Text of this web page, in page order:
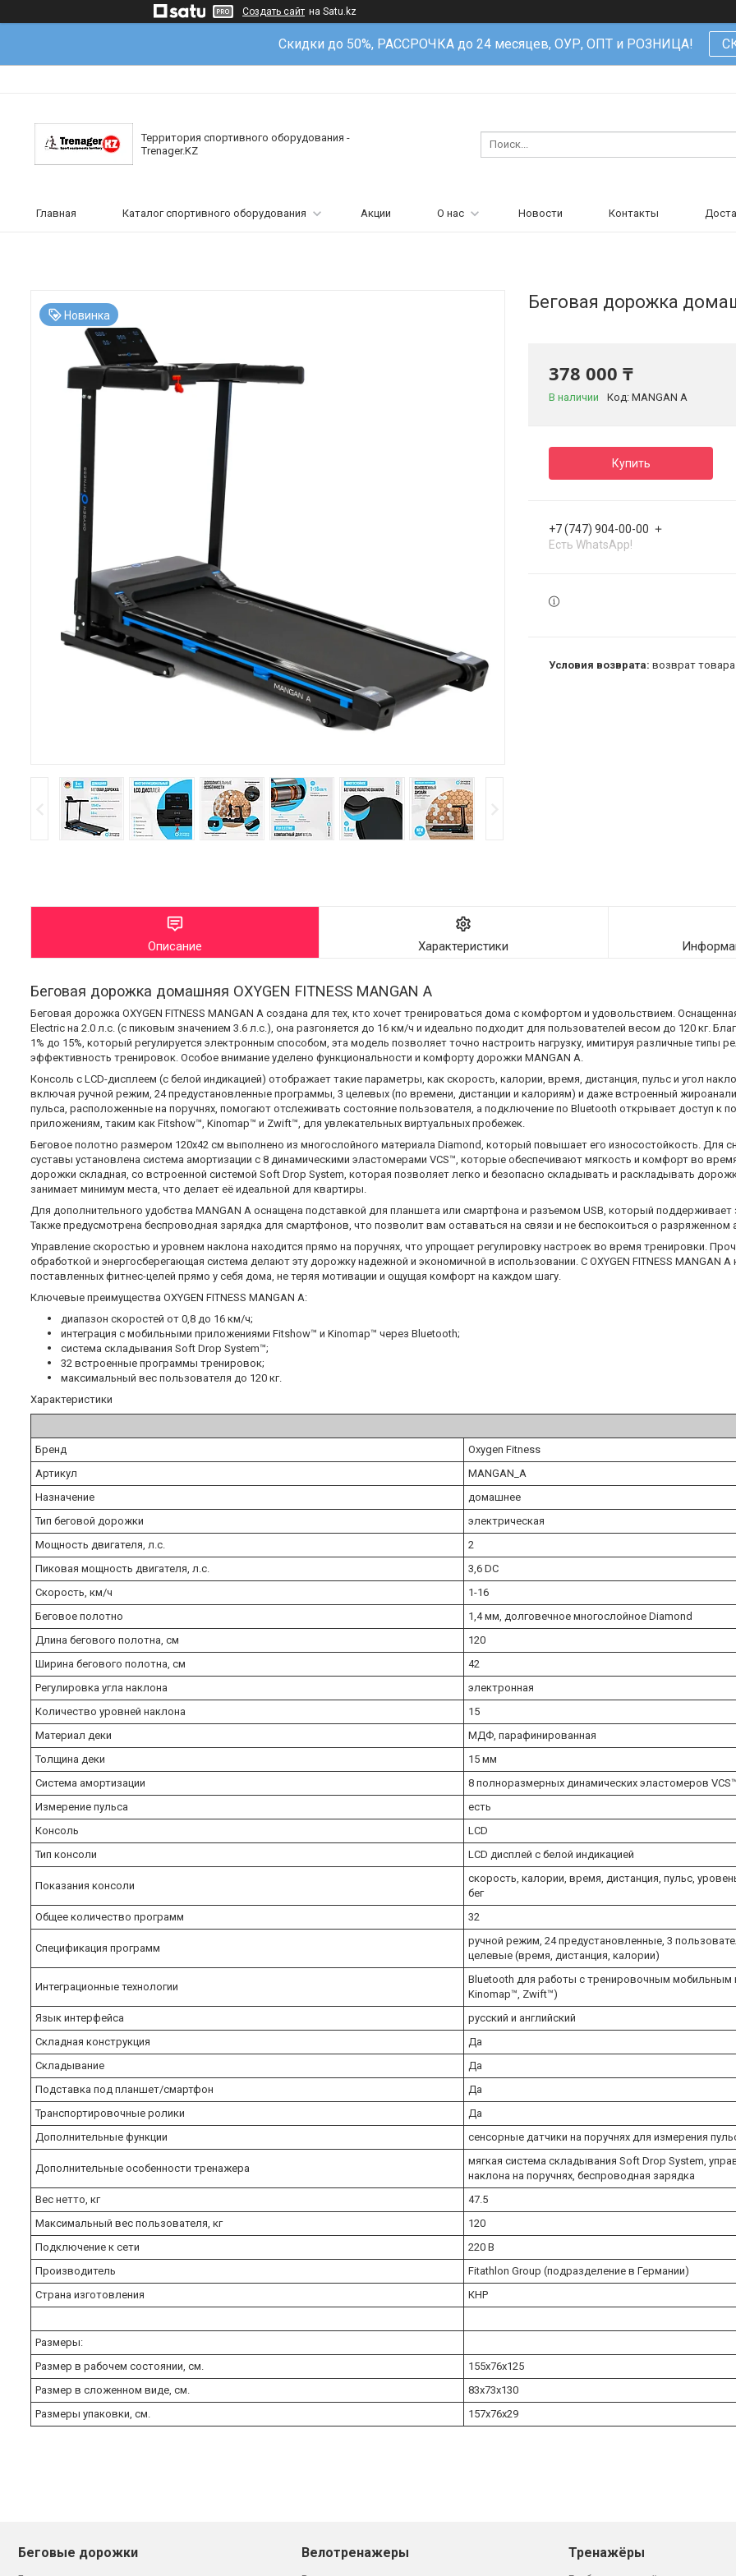
Создать сайт на Satu.kz
Скидки до 50%, РАССРОЧКА до 24 месяцев, ОУР, ОПТ и РОЗНИЦА!
Территория спортивного оборудования -
Trenager.KZ
Главная Каталог спортивного оборудования Акции О нас Новости Контакты
Новинка
Беговая дорожка
378 000 ₸
В наличии Код: MANGAN A
Купить
+7 (747) 904-00-00
Есть WhatsApp!
возврат
Описание Характеристики
Беговая дорожка домашняя OXYGEN FITNESS MANGAN A
Беговая дорожка OXYGEN FITNESS MANGAN A создана для тех, кто хочет тренироваться дома с комфортом и удовольствием.
Electric на 2.0 л.с. (с пиковым значением 3.6 л.с.), она разгоняется до 16 км/ч и идеально подходит для пользователей весом до 120 кг.
1% до 15%, который регулируется электронным способом, эта модель позволяет точно настроить нагрузку, имитируя различные типы
эффективность тренировок. Особое внимание уделено функциональности и комфорту дорожки MANGAN A.
Консоль с LCD-дисплеем (с белой индикацией) отображает такие параметры, как скорость, калории, время, дистанция, пульс и угол
включая ручной режим, 24 предустановленные программы, 3 целевых (по времени, дистанции и калориям) и даже встроенный
пульса, расположенные на поручнях, помогают отслеживать состояние пользователя, а подключение по Bluetooth открывает доступ к
приложениям, таким как Fitshow™, Kinomap™ и Zwift™, для увлекательных виртуальных пробежек.
Беговое полотно размером 120x42 см выполнено из многослойного материала Diamond, который повышает его износостойкость. Для
суставы установлена система амортизации с 8 динамическими эластомерами VCS™, которые обеспечивают мягкость и комфорт во
дорожки складная, со встроенной системой Soft Drop System, которая позволяет легко и безопасно складывать и раскладывать
занимает минимум места, что делает её идеальной для квартиры.
Для дополнительного удобства MANGAN A оснащена подставкой для планшета или смартфона и разъемом USB, который поддерживает
Также предусмотрена беспроводная зарядка для смартфонов, что позволит вам оставаться на связи и не беспокоиться о разряженном
Управление скоростью и уровнем наклона находится прямо на поручнях, что упрощает регулировку настроек во время тренировки.
обработкой и энергосберегающая система делают эту дорожку надежной и экономичной в использовании. С OXYGEN FITNESS MANGAN
поставленных фитнес-целей прямо у себя дома, не теряя мотивации и ощущая комфорт на каждом шагу.
Ключевые преимущества OXYGEN FITNESS MANGAN A:
диапазон скоростей от 0,8 до 16 км/ч;
интеграция с мобильными приложениями Fitshow™ и Kinomap™ через Bluetooth;
система складывания Soft Drop System™;
32 встроенные программы тренировок;
максимальный вес пользователя до 120 кг.
Характеристики
Бренд
Oxygen Fitness
Артикул
MANGAN_A
Назначение
домашнее
Тип беговой дорожки
электрическая
Мощность двигателя, л.с.
2
Пиковая мощность двигателя, л.с.
3,6 DC
Скорость, км/ч
1-16
Беговое полотно
1,4 мм, долговечное многослойное Diamond
Длина бегового полотна, см
120
Ширина бегового полотна, см
42
Регулировка угла наклона
электронная
Количество уровней наклона
15
Материал деки
МДФ, парафинированная
Толщина деки
15 мм
Система амортизации
8 полноразмерных динамических эластомеров
Измерение пульса
есть
Консоль
LCD
Тип консоли
LCD дисплей с белой индикацией
Показания консоли
скорость, калории, время, дистанция, пульс,
бег
Общее количество программ
32
Спецификация программ
ручной режим, 24 предустановленные, 3
целевые (время, дистанция, калории)
Интеграционные технологии
Bluetooth для работы с тренировочным мобильным
Kinomap™, Zwift™)
Язык интерфейса
русский и английский
Складная конструкция
Да
Складывание
Да
Подставка под планшет/смартфон
Да
Транспортировочные ролики
Да
Дополнительные функции
сенсорные датчики на поручнях для измерения
Дополнительные особенности тренажера
мягкая система складывания Soft Drop System,
наклона на поручнях, беспроводная зарядка
Вес нетто, кг
47.5
Максимальный вес пользователя, кг
120
Подключение к сети
220 В
Производитель
Fitathlon Group (подразделение в Германии)
Страна изготовления
КНР
Размеры:
Размер в рабочем состоянии, см.
155х76x125
Размер в сложенном виде, см.
83х73x130
Размеры упаковки, см.
157х76x29
Беговые дорожки Велотренажеры Тренажёры